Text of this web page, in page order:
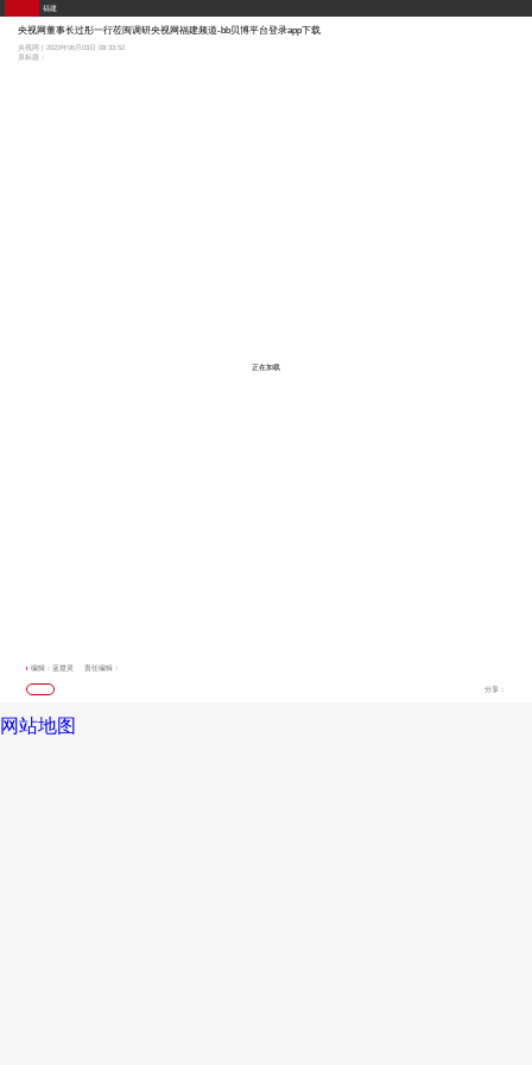
福建
央视网董事长过彤一行莅闽调研央视网福建频道-bb贝博平台登录app下载
央视网 | 2023年06月03日 08:33:52
原标题：
正在加载
编辑：蓝楚灵 责任编辑：
分享：
网站地图